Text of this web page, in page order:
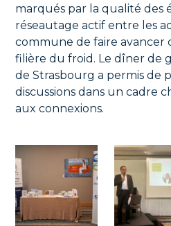
marqués par la qualité des
réseautage actif entre les
commune de faire avancer
filière du froid. Le dîner de
de Strasbourg a permis de
discussions dans un cadre
aux connexions.